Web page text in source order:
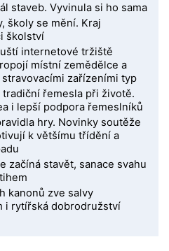
staveb. Vyvinula si ho sama
školy se mění. Kraj
školství
internetové tržiště
místní zemědělce a
zařízeními typ
řemesla při životě.
i lepší podpora řemeslníků
hry. Novinky soutěže
k většímu třídění a
začíná stavět, sanace svahu
kanonů zve salvy
i rytířská dobrodružství